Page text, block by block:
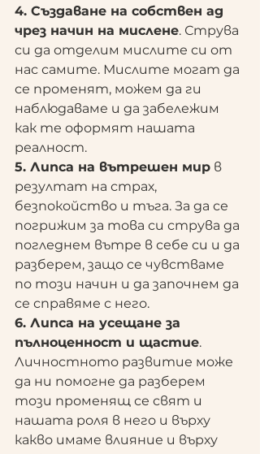
4. Създаване на собствен ад
чрез начин на мислене. Струва
си да отделим мислите си от
нас самите. Мислите могат да
се променят, можем да ги
наблюдаваме и да забележим
как те оформят нашата
реалност.
5. Липса на вътрешен мир в
резултат на страх,
безпокойство и тъга. За да се
погрижим за това си струва да
погледнем вътре в себе си и да
разберем, защо се чувстваме
по този начин и да започнем да
се справяме с него.
6. Липса на усещане за
пълноценност и щастие.
Личностното развитие може
да ни помогне да разберем
този променящ се свят и
нашата роля в него и върху
какво имаме влияние и върху